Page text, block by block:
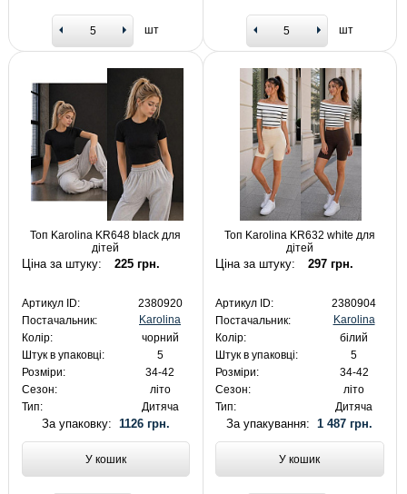
шт шт
Топ Karolina KR648 black для
дітей
Ціна за штуку: 225 грн.
Артикул ID:
2380920
Постачальник:
Karolina
Колір:
чорний
Штук в упаковці:
5
Розміри:
34-42
Сезон:
літо
Тип:
Дитяча
За упаковку: 1126 грн.
У кошик
Топ Karolina KR632 white для
дітей
Ціна за штуку: 297 грн.
Артикул ID:
2380904
Постачальник:
Karolina
Колір:
білий
Штук в упаковці:
5
Розміри:
34-42
Сезон:
літо
Тип:
Дитяча
За упакування:1 487 грн.
У кошик